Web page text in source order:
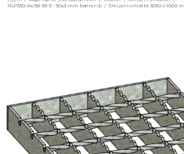
XSP330-34/38-38-3 - 30x3 mm bærerib / Smijernsmatte 3050 x 1000